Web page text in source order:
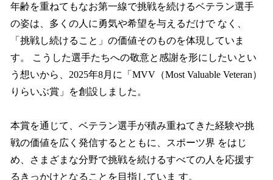
年齢を重ねてもなお第⼀線で挑戦を続けるベテラン選⼿
の姿は、多くの⼈に勇気や希望を与えるだけで なく、
「挑戦し続けること」の価値そのものを体現していま
す。 こうした選⼿たちへの敬意と感謝を形にしたいとい
う想いから、2025年8⽉に「MVV（Most Valuable Veteran）
りらいぶ賞」を創設しました。
本賞を通じて、ベテラン選⼿が積み重ねてきた経験や挑
戦の価値を広く発信するとともに、スポーツ界 をはじ
め、さまざまな分野で挑戦を続けるすべての⼈を応援す
るきっかけとなることを⽬指していま す。